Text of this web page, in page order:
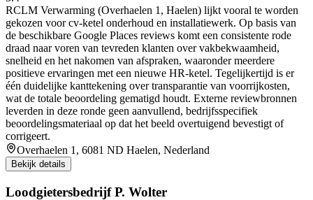
RCLM Verwarming (Overhaelen 1, Haelen) lijkt vooral te worden
gekozen voor cv-ketel onderhoud en installatiewerk. Op basis van
de beschikbare Google Places reviews komt een consistente rode
draad naar voren van tevreden klanten over vakbekwaamheid,
snelheid en het nakomen van afspraken, waaronder meerdere
positieve ervaringen met een nieuwe HR-ketel. Tegelijkertijd is er
één duidelijke kanttekening over transparantie van voorrijkosten,
wat de totale beoordeling gematigd houdt. Externe reviewbronnen
leverden in deze ronde geen aanvullend, bedrijfsspecifiek
beoordelingsmateriaal op dat het beeld overtuigend bevestigt of
corrigeert.
Overhaelen 1, 6081 ND Haelen, Nederland
Bekijk details
Loodgietersbedrijf P. Wolter